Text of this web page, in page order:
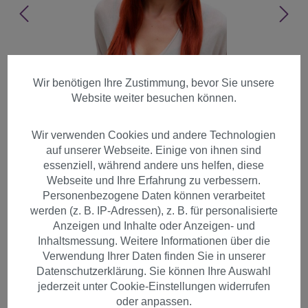
Damen Perücke rot glatt lang
Kupferrot Rostrot 3280-130
Wir benötigen Ihre Zustimmung, bevor Sie unsere
Website weiter besuchen können.
Wir verwenden Cookies und andere Technologien
auf unserer Webseite. Einige von ihnen sind
essenziell, während andere uns helfen, diese
Webseite und Ihre Erfahrung zu verbessern.
Personenbezogene Daten können verarbeitet
werden (z. B. IP-Adressen), z. B. für personalisierte
Anzeigen und Inhalte oder Anzeigen- und
Inhaltsmessung. Weitere Informationen über die
Verwendung Ihrer Daten finden Sie in unserer
Datenschutzerklärung. Sie können Ihre Auswahl
jederzeit unter Cookie-Einstellungen widerrufen
oder anpassen.